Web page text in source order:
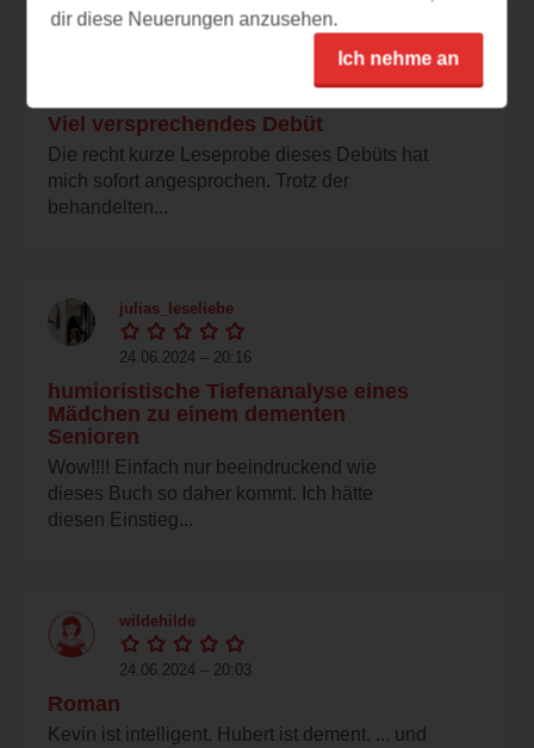
Viel versprechendes Debüt
Die recht kurze Leseprobe dieses Debüts hat
mich sofort angesprochen. Trotz der
behandelten...
julias_leseliebe
24.06.2024 – 20:16
humioristische Tiefenanalyse eines
Mädchen zu einem dementen
Senioren
Wow!!!! Einfach nur beeindruckend wie
dieses Buch so daher kommt. Ich hätte
diesen Einstieg...
wildehilde
24.06.2024 – 20:03
Roman
Kevin ist intelligent. Hubert ist dement. ... und
dir diese Neuerungen anzusehen.
Ich nehme an